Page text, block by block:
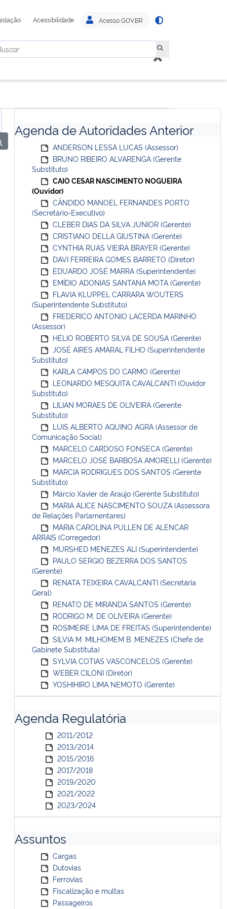
Acessibilidade Acesso GOV.BR
Agenda de Autoridades Anterior
ANDERSON LESSA LUCAS (Assessor)
BRUNO RIBEIRO ALVARENGA (Gerente
Substituto)
CAIO CESAR NASCIMENTO NOGUEIRA
(Ouvidor)
CÂNDIDO MANOEL FERNANDES PORTO
(Secretário-Executivo)
CLEBER DIAS DA SILVA JUNIOR (Gerente)
CRISTIANO DELLA GIUSTINA (Gerente)
CYNTHIA RUAS VIEIRA BRAYER (Gerente)
DAVI FERREIRA GOMES BARRETO (Diretor)
EDUARDO JOSÉ MARRA (Superintendente)
EMÍDIO ADONIAS SANTANA MOTA (Gerente)
FLAVIA KLUPPEL CARRARA WOUTERS
(Superintendente Substituto)
FREDERICO ANTONIO LACERDA MARINHO
(Assessor)
HÉLIO ROBERTO SILVA DE SOUSA (Gerente)
JOSÉ AIRES AMARAL FILHO (Superintendente
Substituto)
KARLA CAMPOS DO CARMO (Gerente)
LEONARDO MESQUITA CAVALCANTI (Ouvidor
Substituto)
LILIAN MORAES DE OLIVEIRA (Gerente
Substituto)
LUIS ALBERTO AQUINO AGRA (Assessor de
Comunicação Social)
MARCELO CARDOSO FONSECA (Gerente)
MARCELO JOSÉ BARBOSA AMORELLI (Gerente)
MARCIA RODRIGUES DOS SANTOS (Gerente
Substituto)
Márcio Xavier de Araújo (Gerente Substituto)
MARIA ALICE NASCIMENTO SOUZA (Assessora
de Relações Parlamentares)
MARIA CAROLINA PULLEN DE ALENCAR
ARRAIS (Corregedor)
MURSHED MENEZES ALI (Superintendente)
PAULO SERGIO BEZERRA DOS SANTOS
(Gerente)
RENATA TEIXEIRA CAVALCANTI (Secretária
Geral)
RENATO DE MIRANDA SANTOS (Gerente)
RODRIGO M. DE OLIVEIRA (Gerente)
ROSIMEIRE LIMA DE FREITAS (Superintendente)
SILVIA M. MILHOMEM B. MENEZES (Chefe de
Gabinete Substituta)
SYLVIA COTIAS VASCONCELOS (Gerente)
WEBER CILONI (Diretor)
YOSHIHIRO LIMA NEMOTO (Gerente)
Agenda Regulatória
2011/2012
2013/2014
2015/2016
2017/2018
2019/2020
2021/2022
2023/2024
Assuntos
Cargas
Dutovias
Ferrovias
Fiscalização e multas
Passageiros